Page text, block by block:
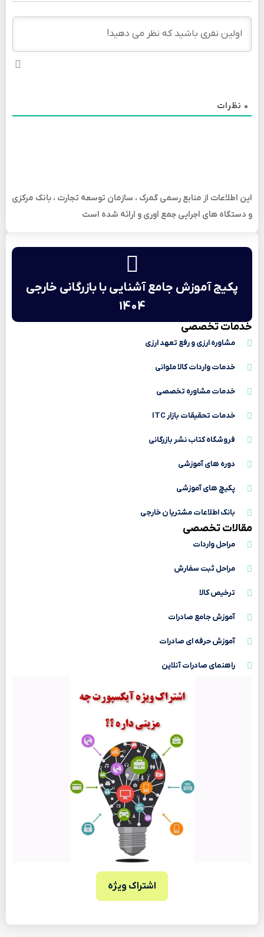
پکیج آموزش جامع آشنایی با بازرگانی خارجی
1404
خدمات تخصصی
مشاوره ارزی و رفع تعهد ارزی
خدمات واردات کالا ملوانی
خدمات مشاوره تخصصی
خدمات تحقیقات بازار ITC
فروشگاه کتاب نشر بازرگانی
دوره های آموزشی
پکیچ های آموزشی
بانک اطلاعات مشتریا ن خارجی
مقالات تخصصی
مراحل واردات
مراحل ثبت سفارش
ترخیص کالا
آموزش جامع صادرات
آموزش حرفه ای صادرات
راهنمای صادرات آنلاین
اشتراک ویژه
0 نظرات
این اطلاعات از منابع رسمی گمرک ، سازمان توسعه تجارت ، بانک مرکزی
و دستگاه های اجرایی جمع اوری و ارائه شده است